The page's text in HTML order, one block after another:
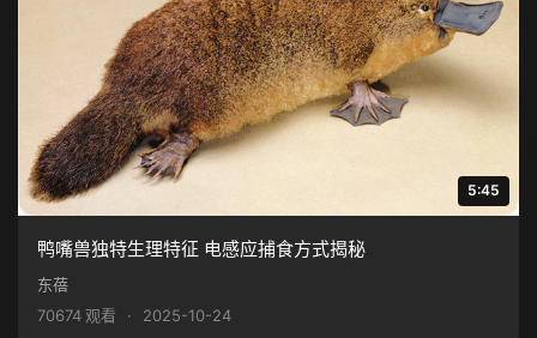
5:45
鸭嘴兽独特生理特征 电感应捕食方式揭秘
东蓓
70674 观看
· 2025-10-24